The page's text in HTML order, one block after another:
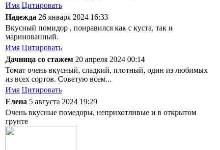
Имя Цитировать
Надежда 26 января 2024 16:33
Вкусный помидор , понравился как с куста, так и
маринованный.
Имя Цитировать
Дачница со стажем 20 апреля 2024 00:14
Томат очень вкусный, сладкий, плотный, один из любимых
из всех сортов. Советую всем...
Имя Цитировать
Елена 5 августа 2024 19:29
Очень вкусные помедоры, неприхотливые и в открытом
грунте